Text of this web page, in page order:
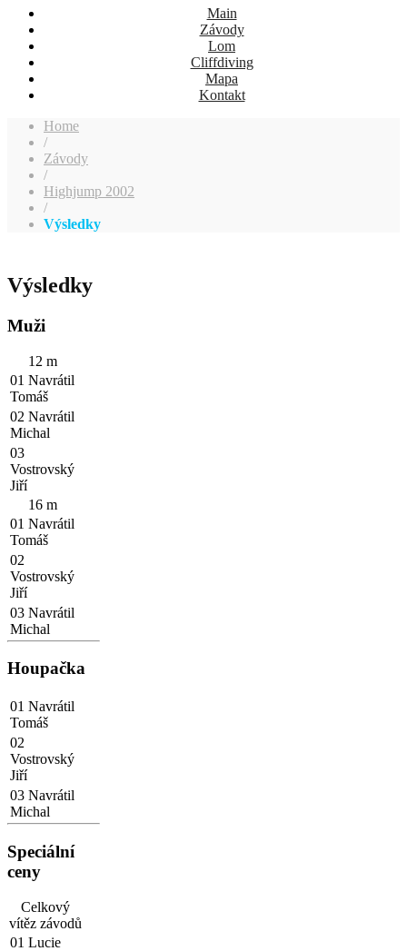
Main
Závody
Lom
Cliffdiving
Mapa
Kontakt
Home
/
Závody
/
Highjump 2002
/
Výsledky
Výsledky
Muži
12 m
01 Navrátil
Tomáš
02 Navrátil
Michal
03
Vostrovský
Jiří
16 m
01 Navrátil
Tomáš
02
Vostrovský
Jiří
03 Navrátil
Michal
Houpačka
01 Navrátil
Tomáš
02
Vostrovský
Jiří
03 Navrátil
Michal
Speciální
ceny
Celkový
vítěz závodů
01 Lucie